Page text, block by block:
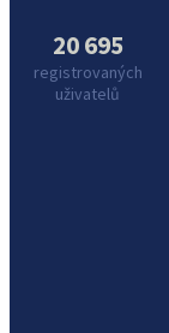
20 695
registrovaných
uživatelů